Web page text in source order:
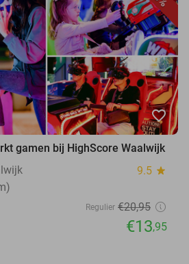
favorite_border
gamen bij HighScore Waalwijk
9.5 star
Regulier €20,95
€13,95